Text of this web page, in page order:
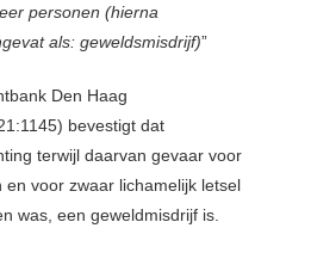
personen (hierna
als: geweldsmisdrijf)”
Den Haag
bevestigt dat
terwijl daarvan gevaar voor
voor zwaar lichamelijk letsel
was, een geweldmisdrijf is.